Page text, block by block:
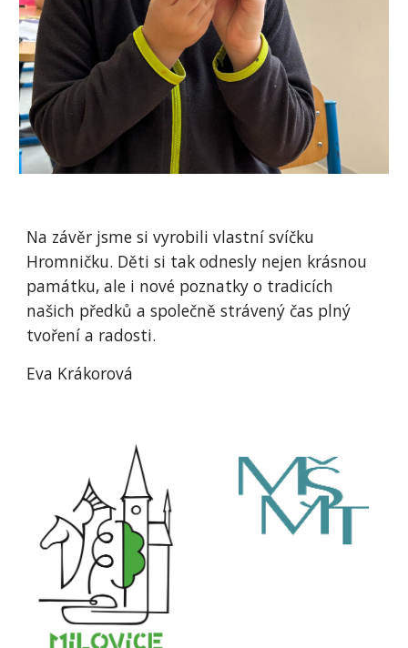
Na závěr jsme si vyrobili vlastní svíčku
Hromničku. Děti si tak odnesly nejen krásnou
památku, ale i nové poznatky o tradicích
našich předků a společně strávený čas plný
tvoření a radosti.
Eva Krákorová